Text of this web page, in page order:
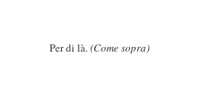
di là.(Come sopra)